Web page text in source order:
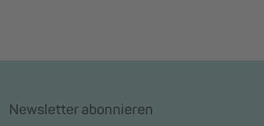
Newsletter abonnieren